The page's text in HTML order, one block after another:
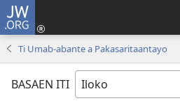
JW.ORG
Ti Umab-abante a Pakasaritaantayo
BASAEN ITI